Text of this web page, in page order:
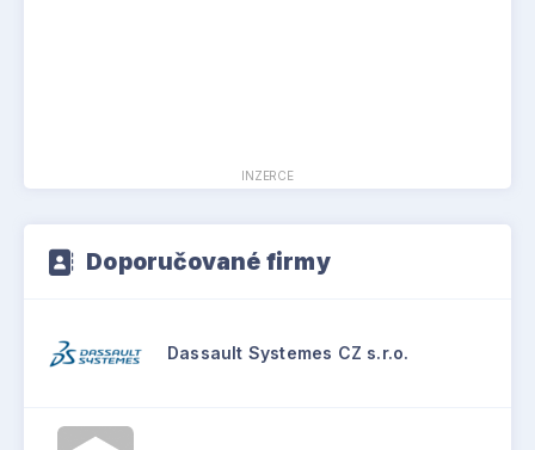
INZERCE
Doporučované firmy
Dassault Systemes CZ s.r.o.